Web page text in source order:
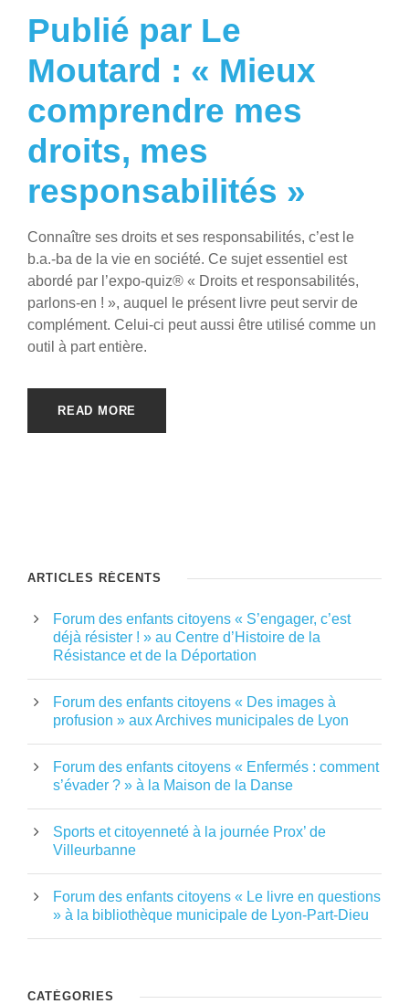
Publié par Le
Moutard : « Mieux
comprendre mes
droits, mes
responsabilités »
Connaître ses droits et ses responsabilités, c’est le
b.a.-ba de la vie en société. Ce sujet essentiel est
abordé par l’expo-quiz® « Droits et responsabilités,
parlons-en ! », auquel le présent livre peut servir de
complément. Celui-ci peut aussi être utilisé comme un
outil à part entière.
READ MORE
ARTICLES RÉCENTS
Forum des enfants citoyens « S’engager, c’est
déjà résister ! » au Centre d’Histoire de la
Résistance et de la Déportation
Forum des enfants citoyens « Des images à
profusion » aux Archives municipales de Lyon
Forum des enfants citoyens « Enfermés : comment
s’évader ? » à la Maison de la Danse
Sports et citoyenneté à la journée Prox’ de
Villeurbanne
Forum des enfants citoyens « Le livre en questions
» à la bibliothèque municipale de Lyon-Part-Dieu
CATÉGORIES